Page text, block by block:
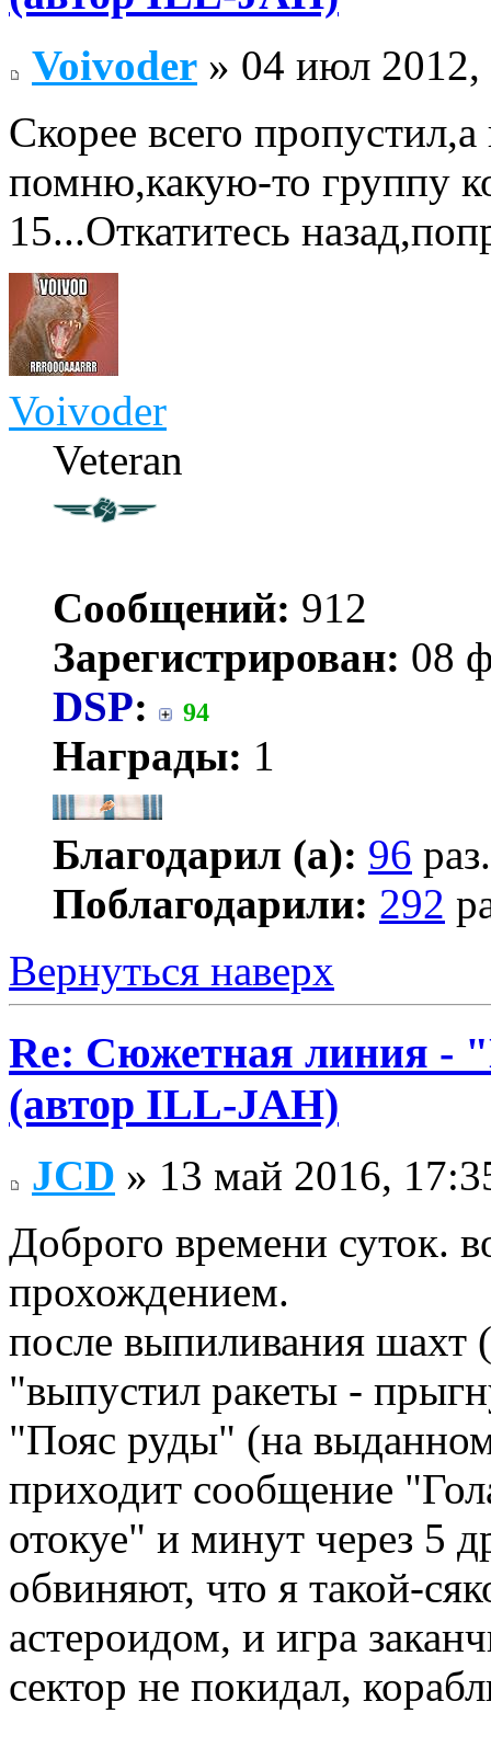
Voivoder » 04 июл 2012,
Скорее всего
помню,какую-то группу
15...Откатитесь
Voivoder
Veteran
Сообщений: 912
Зарегистрирован: 08
DSP: 94
Награды: 1
Благодарил (а): 96 раз.
Поблагодарили: 292
Вернуться наверх
Re: Сюжетная линия -
(автор ILL-JAH)
JCD » 13 май 2016,
Доброго времени суток.
прохождением.
после выпиливания шахт
"выпустил ракеты -
"Пояс руды" (на
приходит сообщение
отокуе" и минут через 5
обвиняют, что я такой-
астероидом, и игра
сектор не покидал,